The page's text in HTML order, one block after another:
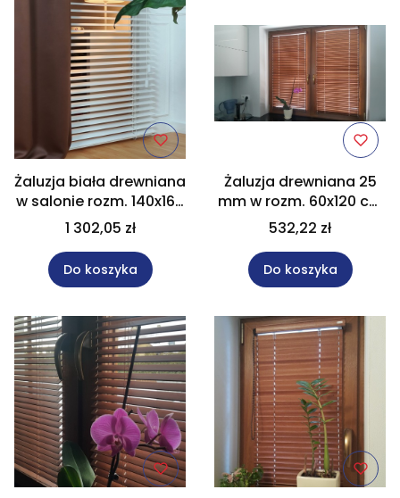
Żaluzja biała drewniana
w salonie rozm. 140x160
cm NATURAL 50mm Na
wymiar
1 302,05 zł
Do koszyka
Żaluzja drewniana 25
mm w rozm. 60x120 cm
z kolekcji "Modern" Na
wymiar
532,22 zł
Do koszyka